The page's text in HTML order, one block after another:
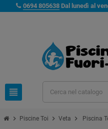
0694 805638 Dal lunedì al
view_headline
chevron_right Piscine Toi chevron_right Veta chevron_right Piscina